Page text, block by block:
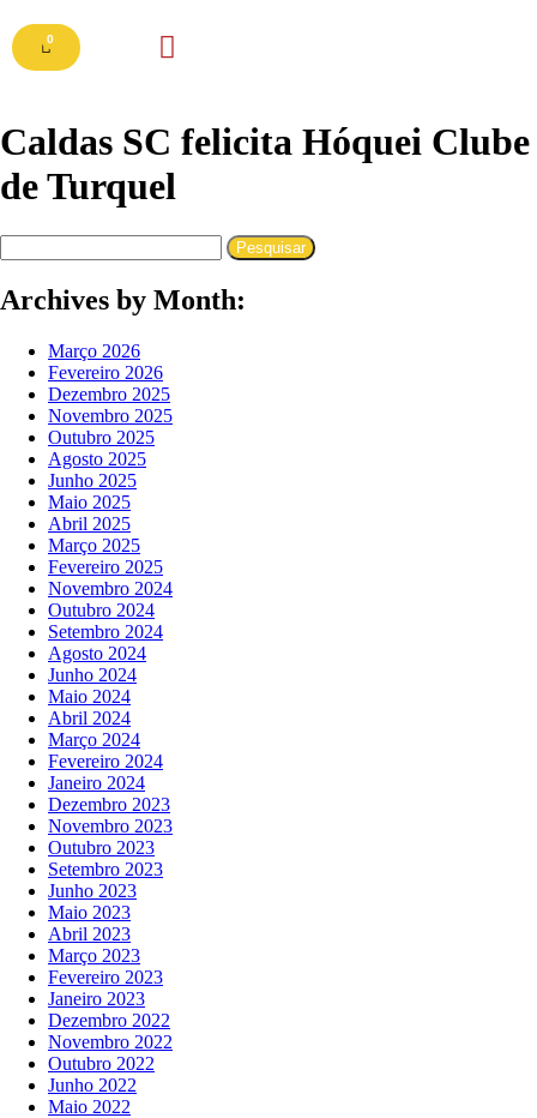
0
Caldas SC felicita Hóquei Clube
de Turquel
Archives by Month:
Março 2026
Fevereiro 2026
Dezembro 2025
Novembro 2025
Outubro 2025
Agosto 2025
Junho 2025
Maio 2025
Abril 2025
Março 2025
Fevereiro 2025
Novembro 2024
Outubro 2024
Setembro 2024
Agosto 2024
Junho 2024
Maio 2024
Abril 2024
Março 2024
Fevereiro 2024
Janeiro 2024
Dezembro 2023
Novembro 2023
Outubro 2023
Setembro 2023
Junho 2023
Maio 2023
Abril 2023
Março 2023
Fevereiro 2023
Janeiro 2023
Dezembro 2022
Novembro 2022
Outubro 2022
Junho 2022
Maio 2022